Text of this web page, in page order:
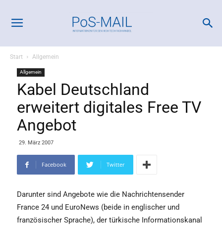
Start Allgemein
Allgemein
Kabel Deutschland
erweitert digitales Free TV
Angebot
29. März 2007
Facebook Twitter
Darunter sind Angebote wie die Nachrichtensender
France 24 und EuroNews (beide in englischer und
französischer Sprache), der türkische Informationskanal